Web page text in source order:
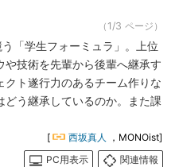
（1/3 ページ）
「学生フォーミュラ」。上位
技術を先輩から後輩へ継承す
ト遂行力のあるチーム作りな
どう継承しているのか。また課
[ 西坂真人
，MONOist]
PC用表示
関連情報